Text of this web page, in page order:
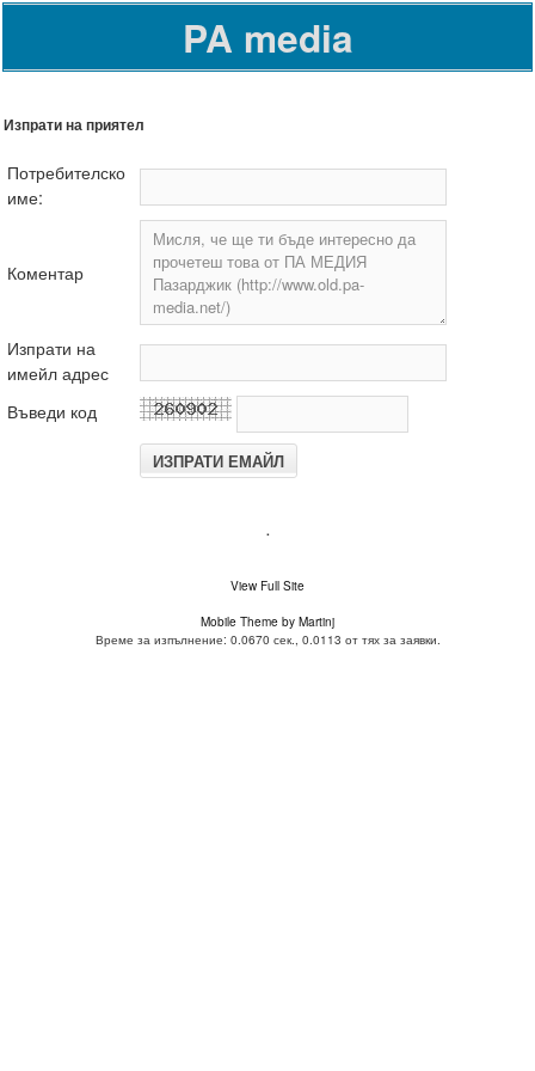
PA media
Изпрати на приятел
Потребителско
име:
Коментар
Изпрати на
имейл адрес
Въведи код
.
View Full Site
Mobile Theme by Martinj
Време за изпълнение: 0.0670 сек., 0.0113 от тях за заявки.